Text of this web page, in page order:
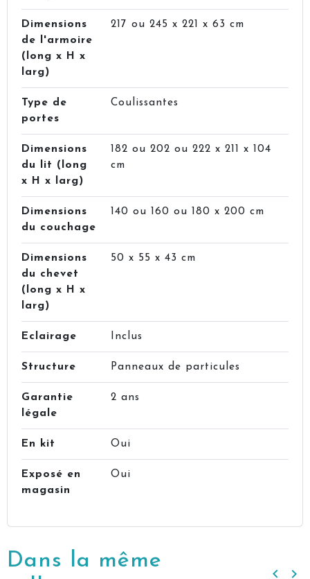
Dimensions
de l'armoire
(long x H x
larg)
217 ou 245 x 221 x 63 cm
Type de
portes
Coulissantes
Dimensions
du lit (long
x H x larg)
182 ou 202 ou 222 x 211 x 104
cm
Dimensions
du couchage
140 ou 160 ou 180 x 200 cm
Dimensions
du chevet
(long x H x
larg)
50 x 55 x 43 cm
Eclairage Inclus
Structure Panneaux de particules
Garantie
légale
2 ans
En kit Oui
Exposé en
magasin
Oui
Dans la même
keyboard_arrow_left keyboard_arrow_right